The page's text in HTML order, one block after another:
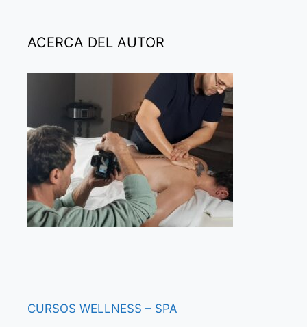
ACERCA DEL AUTOR
CURSOS WELLNESS – SPA